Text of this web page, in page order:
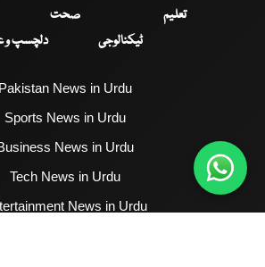
تعلیم
صحت
ٹیکنالوجی
دلچسپ
Pakistan News in Urdu
Sports News in Urdu
News in Urdu
Tech News in Urdu
News in Urdu